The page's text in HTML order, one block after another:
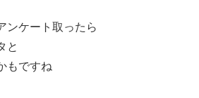
ンケート取ったら
と
もですね